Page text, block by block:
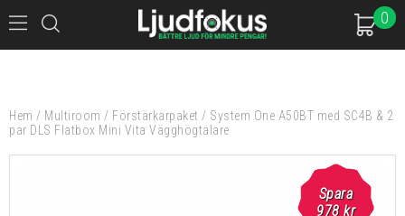
0
Hem / Multiroom / Förstärkarpaket / System One A50BT med SC4B & 2
par DLS Flatbox Mini Vita Vägghögtalare
Spara
Spara
978 kr